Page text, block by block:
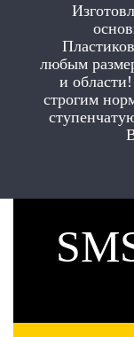
любым
и
строгим